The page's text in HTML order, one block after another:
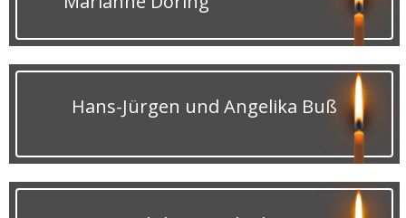
Hans-Jürgen und Angelika Buß